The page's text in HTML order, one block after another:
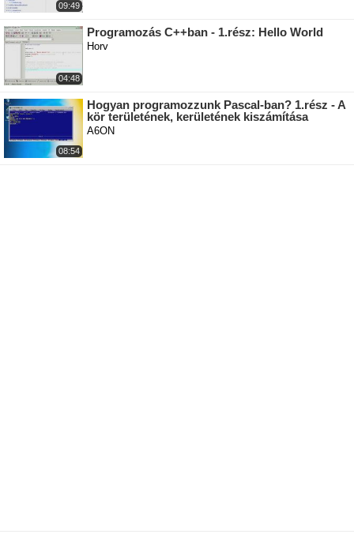
09:49
04:48
Programozás C++ban - 1.rész: Hello World
Horv
08:54
Hogyan programozzunk Pascal-ban? 1.rész - A
kör területének, kerületének kiszámítása
A6ON